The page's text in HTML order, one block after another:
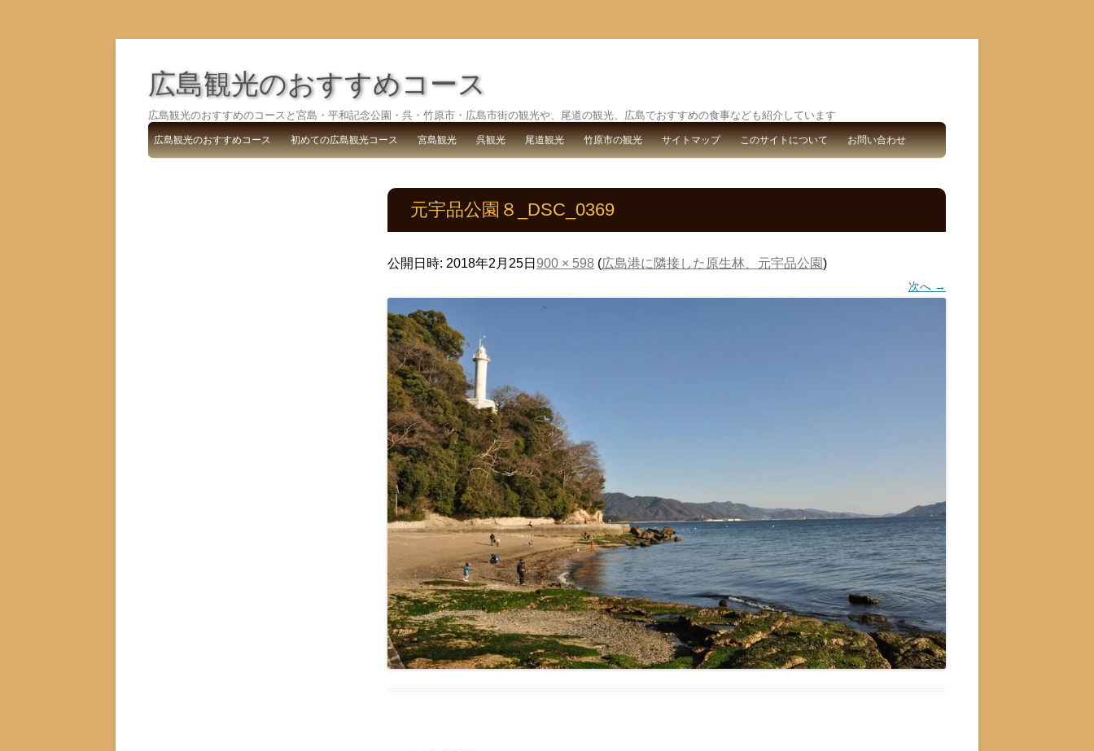
広島観光のおすすめコース
広島観光のおすすめのコースと宮島・平和記念公園・呉・竹原市・広島市街の観光や、尾道の観光、広島でおすすめの食事なども紹介しています
コ
ン
テ
ン
キ
ッ
プ
広島観光のおすすめコース 初めての広島観光コース 宮島観光 呉観光 尾道観光 竹原市の観光 サイトマップ このサイトについて お問い合わせ
元宇品公園８_DSC_0369
公開日時: 2018年2月25日 900 × 598 (広島港に隣接した原生林、元宇品公園)
次へ →